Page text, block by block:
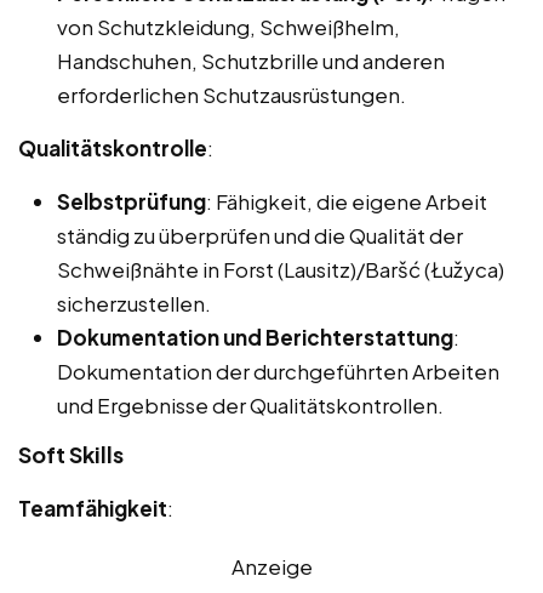
von Schutzkleidung, Schweißhelm,
Handschuhen, Schutzbrille und anderen
erforderlichen Schutzausrüstungen.
Qualitätskontrolle:
Selbstprüfung: Fähigkeit, die eigene Arbeit
ständig zu überprüfen und die Qualität der
Schweißnähte in Forst (Lausitz)/Baršć (Łužyca)
sicherzustellen.
Dokumentation und Berichterstattung:
Dokumentation der durchgeführten Arbeiten
und Ergebnisse der Qualitätskontrollen.
Soft Skills
Teamfähigkeit:
Anzeige